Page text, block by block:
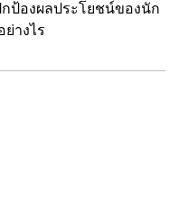
ป้องผลประโยชน์ของนัก
ย่างไร